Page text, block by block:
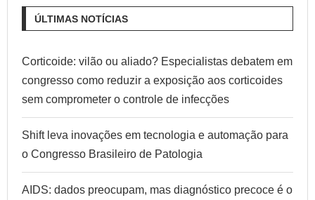
ÚLTIMAS NOTÍCIAS
Corticoide: vilão ou aliado? Especialistas debatem em
congresso como reduzir a exposição aos corticoides
sem comprometer o controle de infecções
Shift leva inovações em tecnologia e automação para
o Congresso Brasileiro de Patologia
AIDS: dados preocupam, mas diagnóstico precoce é o